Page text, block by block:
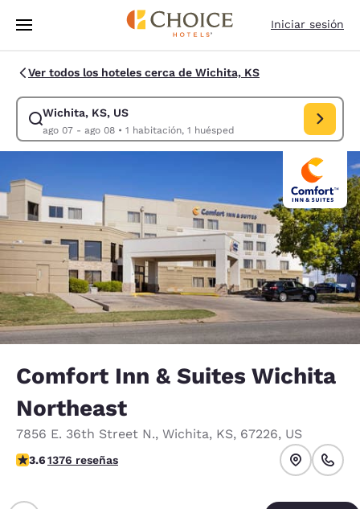
Saltar A Contenido Principal
Iniciar sesión
Ver todos los hoteles cerca de Wichita, KS
Wichita, KS, US
ago 07 - ago 08• 1 habitación, 1 huésped
Modificar búsqueda para Wichita, KS, US. Fecha de entrada ago 07,
Comfort Inn & Suites Wichita
Northeast
7856 E. 36th Street N., Wichita, KS, 67226, US
Calificación de 3.64 estrellas. Bueno.
3.61376 reseñas